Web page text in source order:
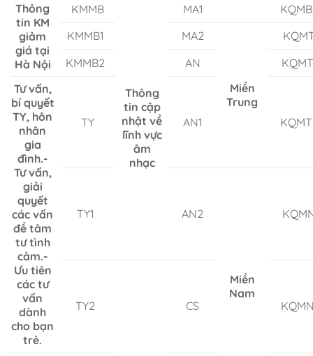
Thông
tin KM
giảm
giá tại
Hà Nội
KMMB
Thông
tin cập
nhật về
lĩnh vực
âm
nhạc
MA1
KMMB1
MA2
Miền
Trung
KMMB2
AN
Tư vấn,
bí quyết
TY, hôn
nhân
gia
đình.-
Tư vấn,
giải
quyết
các vấn
đề tâm
tư tình
cảm.-
Ưu tiên
các tư
vấn
dành
cho bạn
trẻ.
TY AN1
TY1 AN2
Miền
Nam
TY2 CS